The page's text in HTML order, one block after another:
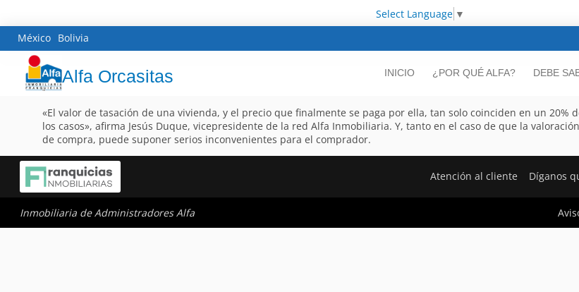
Select Language ▼
México Bolivia
Alfa Orcasitas INICIO ¿POR QUÉ ALFA? DEBE
«El valor de tasación de una vivienda, y el precio que finalmente se paga por ella, tan solo coinciden en un 20%
los casos», afirma Jesús Duque, vicepresidente de la red Alfa Inmobiliaria. Y, tanto en el caso de que la
de compra, puede suponer serios inconvenientes para el comprador.
Atención al cliente Díganos
Inmobiliaria de Administradores Alfa